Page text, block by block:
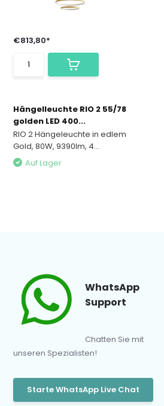
€813,80*
Hängelleuchte RIO 2 55/78
golden LED 400...
RIO 2 Hängeleuchte in edlem
Gold, 80W, 9390lm, 4...
Auf Lager
WhatsApp
Support
Chatten Sie mit
unseren Spezialisten!
Starte WhatsApp Live Chat